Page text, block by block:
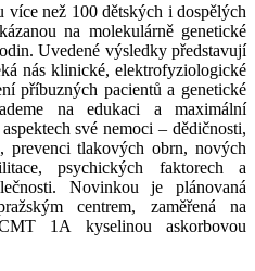
více než 100 dětských i dospělých
na molekulárně genetické
Uvedené výsledky představují
nás klinické, elektrofyziologické
příbuzných pacientů a genetické
na edukaci a maximální
své nemoci – dědičnosti,
prevenci tlakových obrn, nových
psychických faktorech a
Novinkou je plánovaná
centrem, zaměřená na
1A kyselinou askorbovou